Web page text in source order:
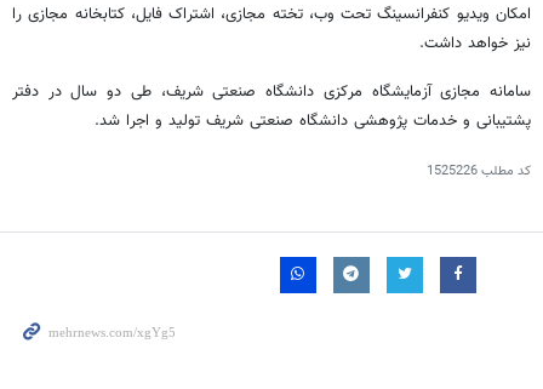
امکان ویدیو کنفرانسینگ تحت وب، تخته مجازی، اشتراک فایل، کتابخانه مجازی را
نیز خواهد داشت.
سامانه مجازی آزمایشگاه مرکزی دانشگاه صنعتی شریف، طی دو سال در دفتر
پشتیبانی و خدمات پژوهشی دانشگاه صنعتی شریف تولید و اجرا شد.
کد مطلب1525226